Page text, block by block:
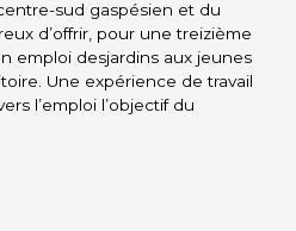
sud gaspésien et du
d’offrir, pour une treizième
emploi desjardins aux jeunes
Une expérience de travail
l’emploi l’objectif du